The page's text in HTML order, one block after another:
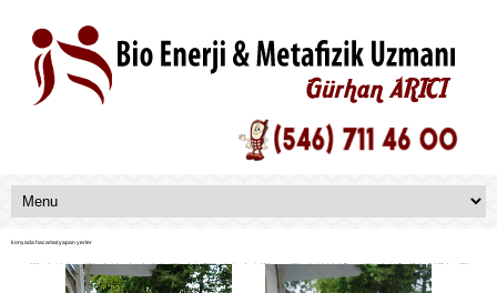
konyada hacamat yapan yerler
sülük tedavisi migren,sülük tedavisi nasıl yapılır,gözde sülük tedavisi,Sülük tedavi merkezi,sülük satışı,sülük tedavisi sinüzüt,Basur sülük tedavisi, Baş Ağrıları,Bel Ağrıları sülük
tedavisi,Çıbanlara,Diş Eti İltihabı sülük tedavisi,Dudak Çatlaması Egzama sülük tedavisi,Eklem Ağrısı,Göz Ağrıları sülük tedavisi,Göz Tansiyonları,Kaşıntı sülük tedavisi,Kireçlenme Kulak
Çınlaması sülük tedavisi,Mantar,Migren sülük tedavisi,Romatizma Sedef Sinüzit sülük